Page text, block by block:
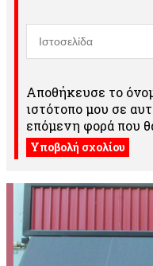
Αποθήκευσε το
ιστότοπο μου σε
επόμενη φορά που